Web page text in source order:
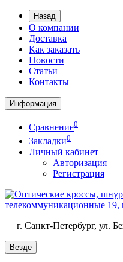
Назад
О компании
Доставка
Как заказать
Новости
Статьи
Контакты
Информация
Сравнение0
Закладки0
Личный кабинет
Авторизация
Регистрация
г. Санкт-Петербург, ул.
Везде